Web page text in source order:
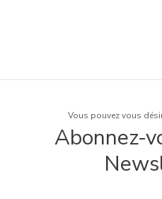
Vous pouvez vous
Abonnez-